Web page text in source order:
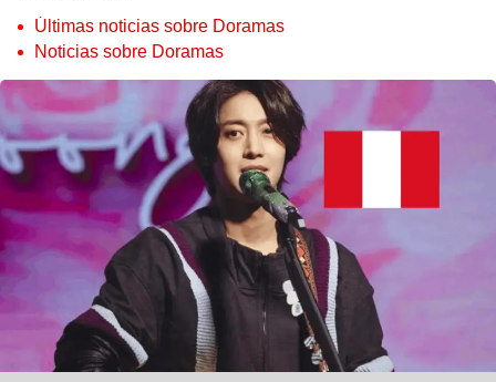
Últimas noticias sobre Doramas
Noticias sobre Doramas